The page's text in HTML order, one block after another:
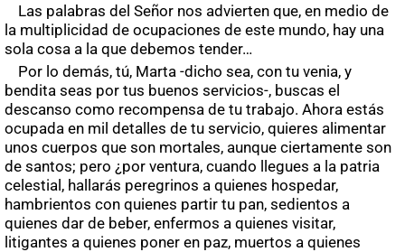
Las palabras del Señor nos advierten que, en medio de
la multiplicidad de ocupaciones de este mundo, hay una
sola cosa a la que debemos tender…
Por lo demás, tú, Marta -dicho sea, con tu venia, y
bendita seas por tus buenos servicios-, buscas el
descanso como recompensa de tu trabajo. Ahora estás
ocupada en mil detalles de tu servicio, quieres alimentar
unos cuerpos que son mortales, aunque ciertamente son
de santos; pero ¿por ventura, cuando llegues a la patria
celestial, hallarás peregrinos a quienes hospedar,
hambrientos con quienes partir tu pan, sedientos a
quienes dar de beber, enfermos a quienes visitar,
litigantes a quienes poner en paz, muertos a quienes